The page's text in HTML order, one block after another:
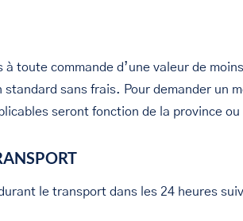
à toute commande d’une valeur de
sans frais. Pour demander un
seront fonction de la province
le transport dans les 24 heures